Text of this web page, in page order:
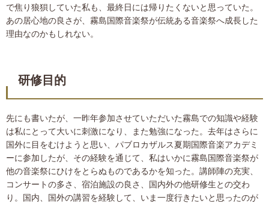
で焦り狼狽していた私も、最終日には帰りたくないと思っていた。
あの居心地の良さが、霧島国際音楽祭が伝統ある音楽祭へ成長した
理由なのかもしれない。
研修目的
先にも書いたが、一昨年参加させていただいた霧島での知識や経験
は私にとって大いに刺激になり、また勉強になった。去年はさらに
国外に目をむけようと思い、パブロカザルス夏期国際音楽アカデミ
ーに参加したが、その経験を通じて、私はいかに霧島国際音楽祭が
他の音楽祭にひけをとらぬものであるかを知った。講師陣の充実、
コンサートの多さ、宿泊施設の良さ、国内外の他研修生との交わ
り。国内、国外の講習を経験して、いま一度行きたいと思ったのが